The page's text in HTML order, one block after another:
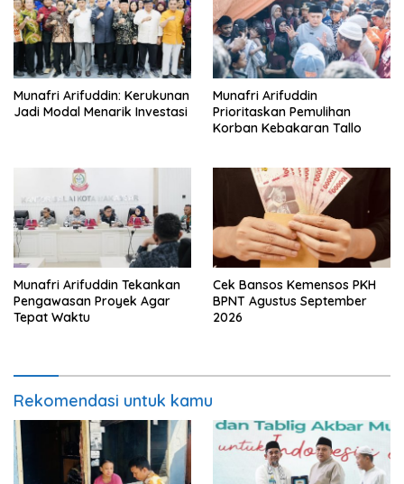
Munafri Arifuddin: Kerukunan
Jadi Modal Menarik Investasi
Munafri Arifuddin
Prioritaskan Pemulihan
Korban Kebakaran Tallo
Munafri Arifuddin Tekankan
Pengawasan Proyek Agar
Tepat Waktu
Cek Bansos Kemensos PKH
BPNT Agustus September
2026
Rekomendasi untuk kamu